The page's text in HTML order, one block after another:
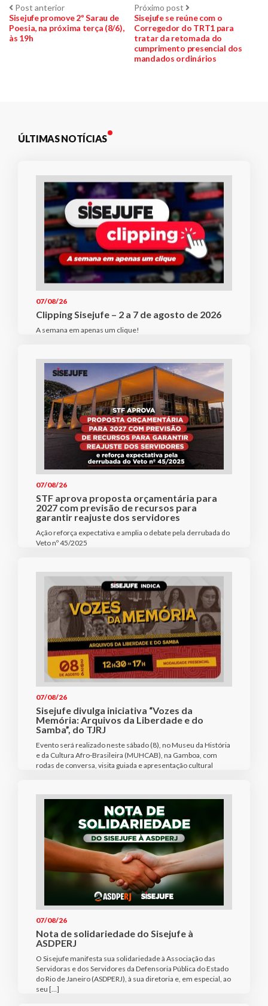
Navegação
de
Post anteriorPost
anterior:
Sisejufe promove 2º Sarau de
Poesia, na próxima terça (8/6),
às 19h
Próximo post Próximo
post:
Sisejufe se reúne com o
Corregedor do TRT1 para
tratar da retomada do
cumprimento presencial dos
mandados ordinários
ÚLTIMAS NOTÍCIAS
07/08/26
Clipping Sisejufe – 2 a 7 de agosto de 2026
A semana em apenas um clique!
07/08/26
STF aprova proposta orçamentária para
2027 com previsão de recursos para
garantir reajuste dos servidores
Ação reforça expectativa e amplia o debate pela derrubada do
Veto nº 45/2025
07/08/26
Sisejufe divulga iniciativa “Vozes da
Memória: Arquivos da Liberdade e do
Samba”, do TJRJ
Evento será realizado neste sábado (8), no Museu da História
e da Cultura Afro-Brasileira (MUHCAB), na Gamboa, com
rodas de conversa, visita guiada e apresentação cultural
07/08/26
Nota de solidariedade do Sisejufe à
ASDPERJ
O Sisejufe manifesta sua solidariedade à Associação das
Servidoras e dos Servidores da Defensoria Pública do Estado
do Rio de Janeiro (ASDPERJ), à sua diretoria e, em especial, ao
seu […]